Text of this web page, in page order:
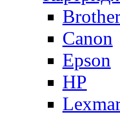
Canon
Epson
HP